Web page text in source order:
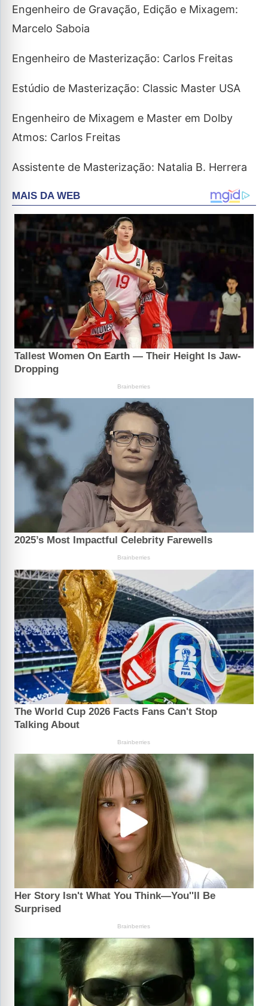
Engenheiro de Gravação, Edição e Mixagem:
Marcelo Saboia
Engenheiro de Masterização: Carlos Freitas
Estúdio de Masterização: Classic Master USA
Engenheiro de Mixagem e Master em Dolby
Atmos: Carlos Freitas
Assistente de Masterização: Natalia B. Herrera